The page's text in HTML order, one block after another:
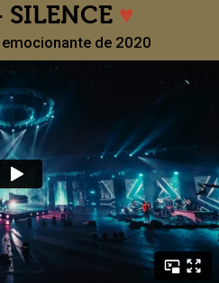
♥
de 2020